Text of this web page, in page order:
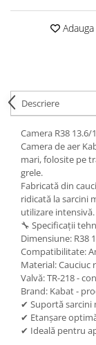
Adauga
Descriere
Camera R38 13.6/
Camera de aer
mari, folosite pe
grele.
Fabricată din
ridicată la sarcini
utilizare intensivă.
🔧 Specificații
Dimensiune: R38
Compatibilitate:
Material: Cauciuc
Valvă: TR-218 -
Brand: Kabat -
✔ Suportă sarcini
✔ Etanșare
✔ Ideală pentru